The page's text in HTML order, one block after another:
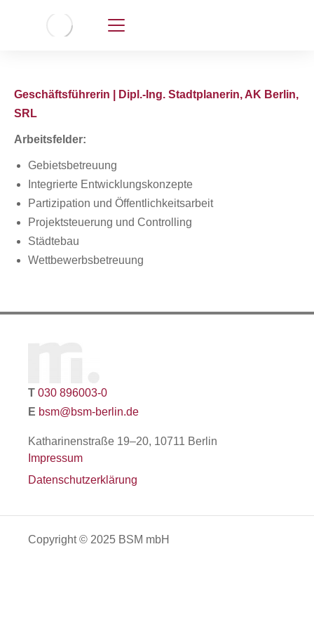
Geschäftsführerin | Dipl.-Ing. Stadtplanerin, AK Berlin,
SRL
Arbeitsfelder:
Gebietsbetreuung
Integrierte Entwicklungskonzepte
Partizipation und Öffentlichkeitsarbeit
Projektsteuerung und Controlling
Städtebau
Wettbewerbsbetreuung
T 030 896003-0
E bsm@bsm-berlin.de
Katharinenstraße 19–20, 10711 Berlin
Impressum
Datenschutzerklärung
Copyright © 2025 BSM mbH